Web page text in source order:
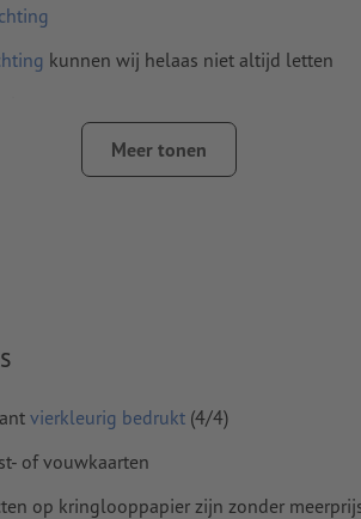
kunnen wij helaas niet altijd letten
aanhouden, belangrijke informatie
opzichte van het eindformaat
verwijderd en niet afgedrukt
worden mee afgedrukt
Meer tonen
vierkleurig bedrukt (4/4)
of vouwkaarten
op kringlooppapier zijn zonder